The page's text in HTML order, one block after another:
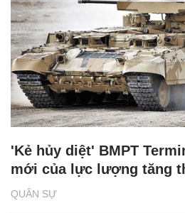
QUÂN SỰ
'Kẻ hủy diệt' BMPT
mới của lực lượng tăng